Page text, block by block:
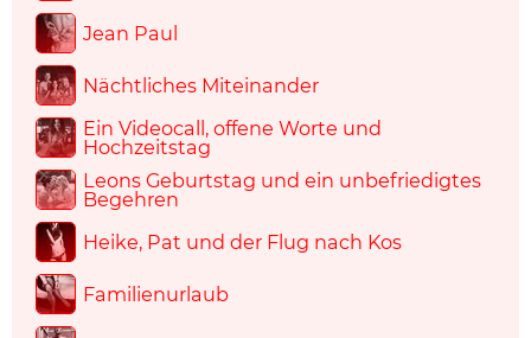
Jean Paul
Nächtliches Miteinander
Ein Videocall, offene Worte und
Hochzeitstag
Leons Geburtstag und ein unbefriedigtes
Begehren
Heike, Pat und der Flug nach Kos
Familienurlaub